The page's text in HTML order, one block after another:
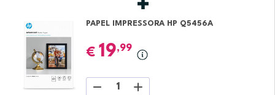
PAPEL IMPRESSORA HP Q5456A
€ 19,99
1